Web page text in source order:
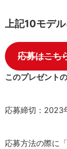
上記10モデ
応募はこち
このプレゼント
応募締切：2023
応募方法の際に